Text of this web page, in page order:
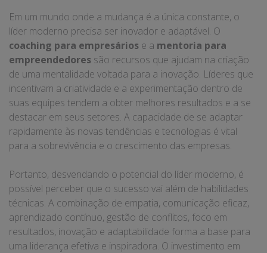
Em um mundo onde a mudança é a única constante, o
líder moderno precisa ser inovador e adaptável. O
coaching para empresários e a mentoria para
empreendedores são recursos que ajudam na criação
de uma mentalidade voltada para a inovação. Líderes que
incentivam a criatividade e a experimentação dentro de
suas equipes tendem a obter melhores resultados e a se
destacar em seus setores. A capacidade de se adaptar
rapidamente às novas tendências e tecnologias é vital
para a sobrevivência e o crescimento das empresas.
Portanto, desvendando o potencial do líder moderno, é
possível perceber que o sucesso vai além de habilidades
técnicas. A combinação de empatia, comunicação eficaz,
aprendizado contínuo, gestão de conflitos, foco em
resultados, inovação e adaptabilidade forma a base para
uma liderança efetiva e inspiradora. O investimento em